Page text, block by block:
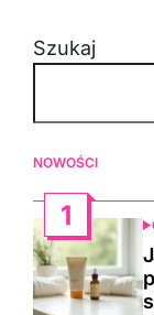
Szukaj
NOWOŚCI
1
IN